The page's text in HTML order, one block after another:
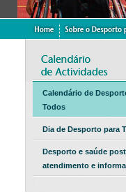
Calendário de
Todos
Dia de Desporto para
Desporto e saúde
atendimento e